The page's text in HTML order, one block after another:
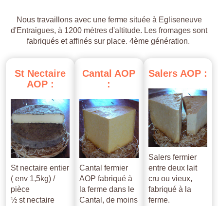
Nous travaillons avec une ferme située à Egliseneuve
d'Entraigues, à 1200 mètres d'altitude. Les fromages sont
fabriqués et affinés sur place. 4ème génération.
St Nectaire
AOP :
St nectaire entier
( env 1,5kg) /
pièce
½ st nectaire
Cantal AOP
:
Cantal fermier
AOP fabriqué à
la ferme dans le
Cantal, de moins
Salers AOP :
Salers fermier
entre deux lait
cru ou vieux,
fabriqué à la
ferme.